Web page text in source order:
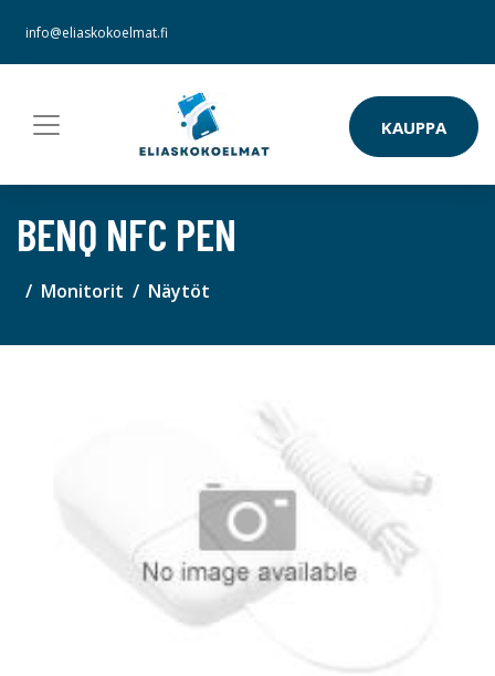
info@eliaskokoelmat.fi
KAUPPA
BENQ NFC PEN
Monitorit Näytöt